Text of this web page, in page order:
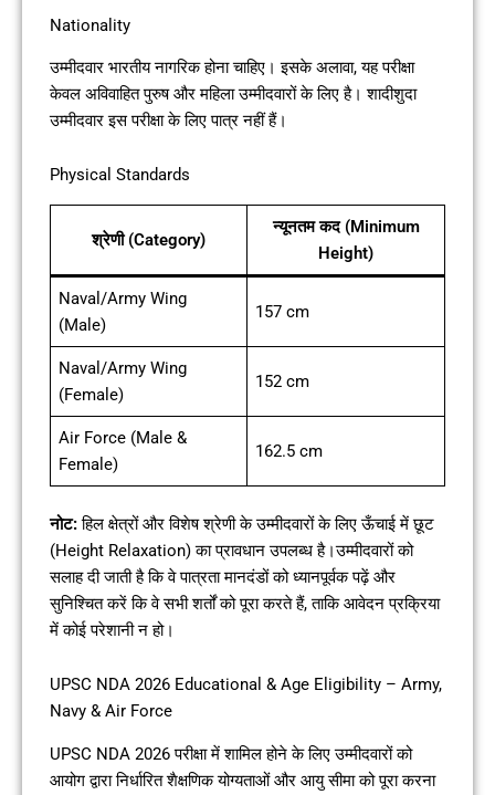
Nationality
उम्मीदवार भारतीय नागरिक होना चाहिए। इसके अलावा, यह परीक्षा
केवल अविवाहित पुरुष और महिला उम्मीदवारों के लिए है। शादीशुदा
उम्मीदवार इस परीक्षा के लिए पात्र नहीं हैं।
Physical Standards
श्रेणी (Category)
न्यूनतम कद (Minimum
Height)
Naval/Army Wing
(Male)
157 cm
Naval/Army Wing
(Female)
152 cm
Air Force (Male &
Female)
162.5 cm
नोट:हिल क्षेत्रों और विशेष श्रेणी के उम्मीदवारों के लिए ऊँचाई में छूट
(Height Relaxation) का प्रावधान उपलब्ध है।उम्मीदवारों को
सलाह दी जाती है कि वे पात्रता मानदंडों को ध्यानपूर्वक पढ़ें और
सुनिश्चित करें कि वे सभी शर्तों को पूरा करते हैं, ताकि आवेदन प्रक्रिया
में कोई परेशानी न हो।
UPSC NDA 2026 Educational & Age Eligibility – Army,
Navy & Air Force
UPSC NDA 2026 परीक्षा में शामिल होने के लिए उम्मीदवारों को
आयोग द्वारा निर्धारित शैक्षणिक योग्यताओं और आयु सीमा को पूरा करना